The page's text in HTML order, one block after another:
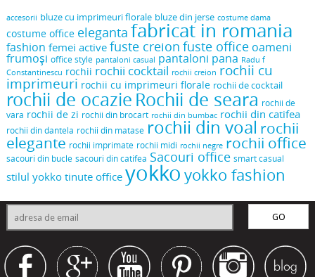
accesorii bluze cu imprimeuri florale bluze din jerse costume dama
costume office eleganta fabricat in romania
fashion femei active fuste creion fuste office oameni
frumoși office style pantaloni casual pantaloni pana Radu f
Constantinescu rochii rochii cocktail rochii creion rochii cu
imprimeuri rochii cu imprimeuri florale rochii de cocktail
rochii de ocazie Rochii de seara rochii de
vara rochii de zi rochii din brocart rochii din bumbac rochii din catifea
rochii din dantela rochii din matase rochii din voal rochii
elegante rochii imprimate rochii midi rochii negre rochii office
sacouri din bucle sacouri din catifea Sacouri office smart casual
stilul yokko tinute office yokko yokko fashion